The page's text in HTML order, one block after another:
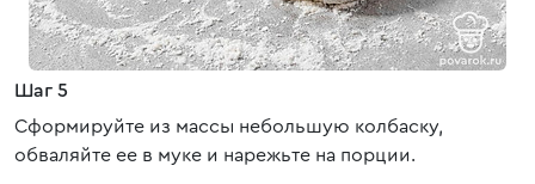
Шаг 5
Сформируйте из массы небольшую колбаску,
обваляйте ее в муке и нарежьте на порции.